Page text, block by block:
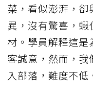
菜，看似澎湃，
異，沒有驚喜，
材。學員解釋這
客誠意，然而，
入部落，難度不低